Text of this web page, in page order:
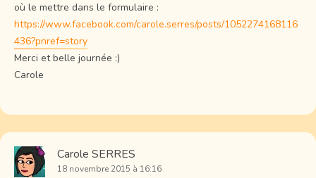
où le mettre dans le formulaire :
https://www.facebook.com/carole.serres/posts/1052274168116
436?pnref=story
Merci et belle journée :)
Carole
Carole SERRES
18 novembre 2015 à 16:16